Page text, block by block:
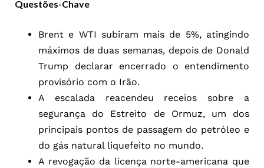
Questões-Chave
Brent e WTI subiram mais de 5%, atingindo
máximos de duas semanas, depois de Donald
Trump declarar encerrado o entendimento
provisório com o Irão.
A escalada reacendeu receios sobre a
segurança do Estreito de Ormuz, um dos
principais pontos de passagem do petróleo e
do gás natural liquefeito no mundo.
A revogação da licença norte-americana que